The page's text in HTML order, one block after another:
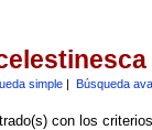
simple| Búsqueda
con los